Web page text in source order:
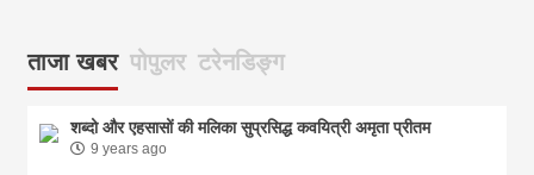
ताजा खबर पोपुलर टरेनडिङ्ग
शब्दो और एहसासों की मलिका सुप्रसिद्ध कवयित्री अमृता प्रीतम
9 years ago